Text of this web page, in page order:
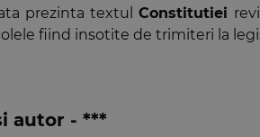
prezinta textulConstitutiei
fiind insotite de trimiteri la
autor - ***